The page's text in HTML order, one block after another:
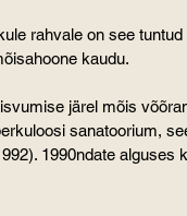
rahvale on see
kaudu.
järel mõis
sanatoorium,
1990ndate alguses